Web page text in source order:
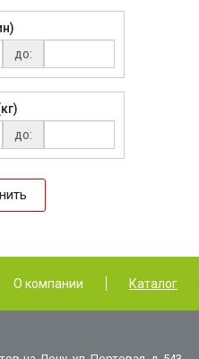
до:
до:
О компании Каталог